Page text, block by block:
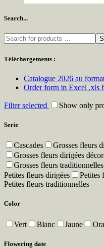
Search...
Téléchargements :
Catalogue 2026 au
Order form in Excel .xls
Filter selected Show only
Serie
Cascades
Grosses fleurs
Grosses fleurs dirigées
Grosses fleurs traditionnelles
Petites fleurs dirigées
Petites
Petites fleurs traditionnelles
Color
Vert Blanc Jaune
Flowering date